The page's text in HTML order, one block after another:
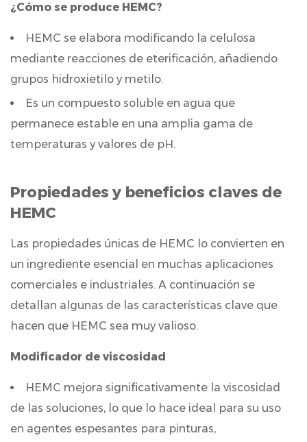
y
claves
de
HEMC
2.1
Modificador
Retención
de
2.3
Propiedades
mejoradas
de
formación
película
3
Aplicaciones
¿Cómo se produce HEMC?
HEMC se elabora modificando la celulosa
mediante reacciones de eterificación, añadiendo
grupos hidroxietilo y metilo.
Es un compuesto soluble en agua que
permanece estable en una amplia gama de
temperaturas y valores de pH.
Propiedades y beneficios claves de
HEMC
Las propiedades únicas de HEMC lo convierten en
un ingrediente esencial en muchas aplicaciones
comerciales e industriales. A continuación se
detallan algunas de las características clave que
hacen que HEMC sea muy valioso.
Modificador de viscosidad
HEMC mejora significativamente la viscosidad
de las soluciones, lo que lo hace ideal para su uso
en agentes espesantes para pinturas,